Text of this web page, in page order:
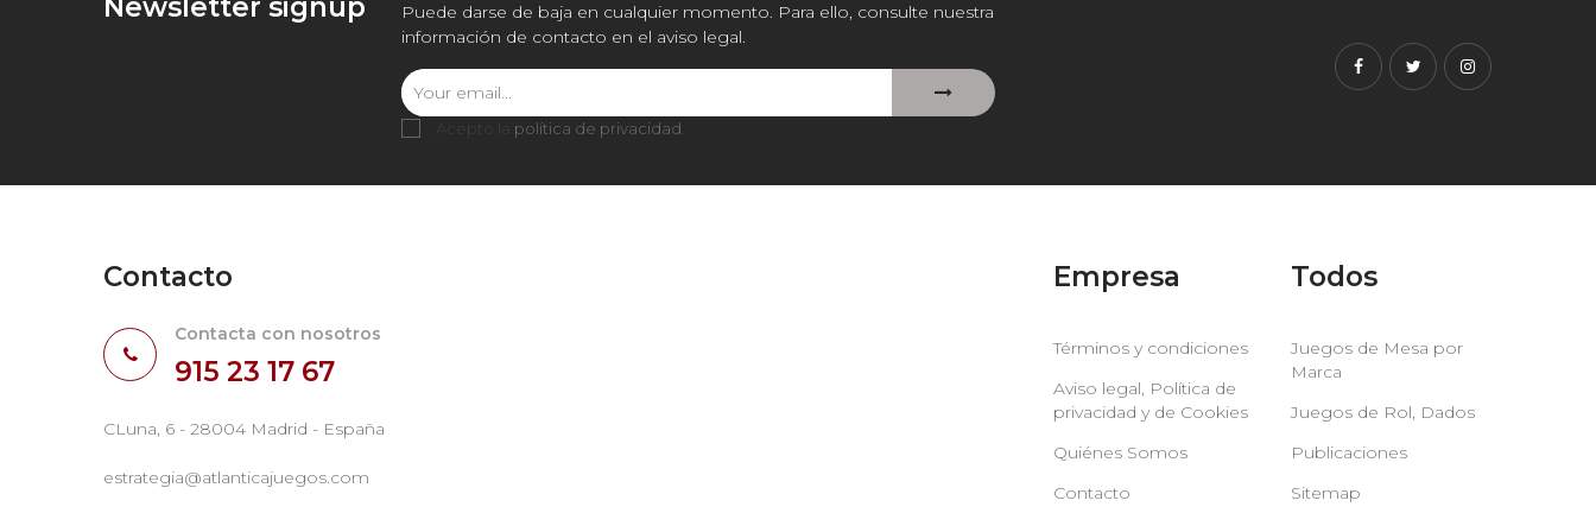
Newsletter signup
Puede darse de baja en cualquier momento. Para ello, consulte nuestra
información de contacto en el aviso legal.
Acepto la política de privacidad
Facebook
TwitterInstagram
Contacto
Contacta con nosotros
915 23 17 67
CLuna, 6 - 28004 Madrid - España
estrategia@atlanticajuegos.com
Empresa
Términos y condiciones
Aviso legal, Política de
privacidad y de Cookies
Quiénes Somos
Contacto
Todos
Juegos de Mesa por
Marca
Juegos de Rol, Dados
Publicaciones
Sitemap